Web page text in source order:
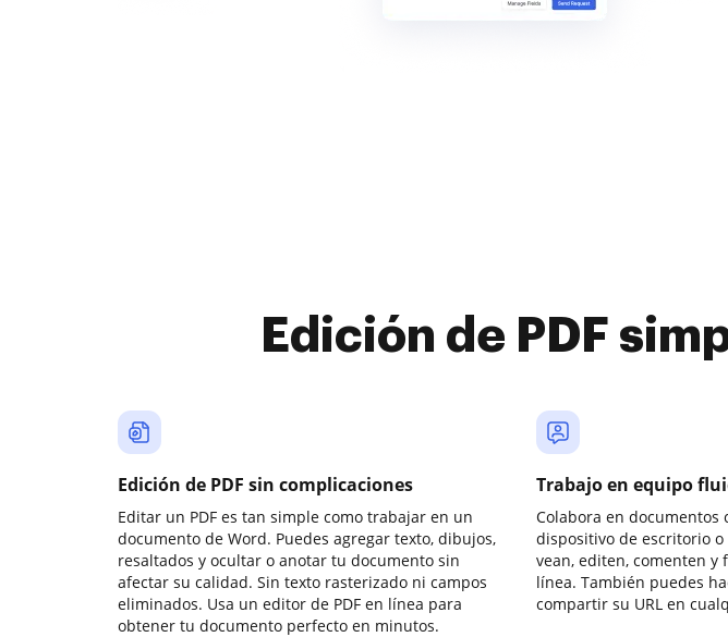
Edición de PDF
Edición de PDF sin complicaciones
Editar un PDF es tan simple como trabajar en un
documento de Word. Puedes agregar texto, dibujos,
resaltados y ocultar o anotar tu documento sin
afectar su calidad. Sin texto rasterizado ni campos
eliminados. Usa un editor de PDF en línea para
obtener tu documento perfecto en minutos.
Trabajo en equipo
Colabora en
dispositivo de escritorio
vean, editen, comenten y
línea. También puedes
compartir su URL en